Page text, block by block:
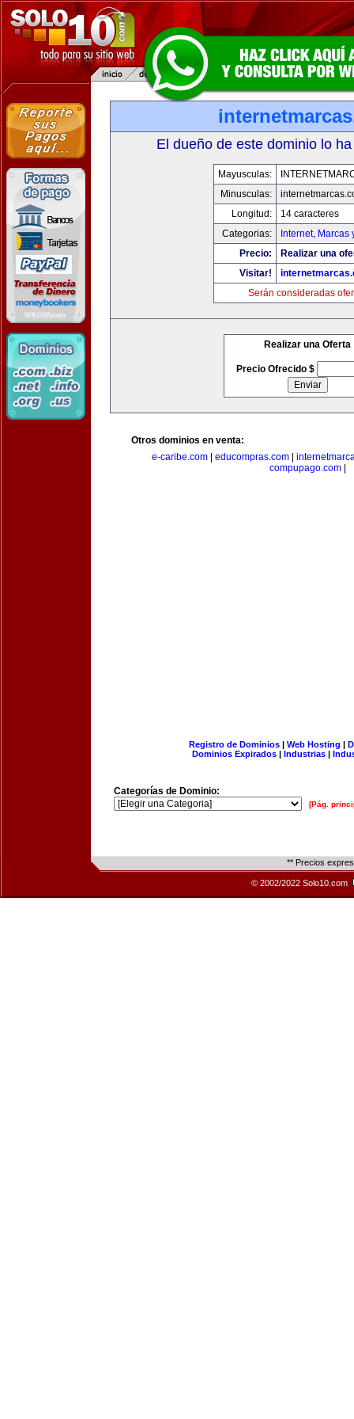
El dueño de este dominio lo
Mayusculas:
Minusculas:
Longitud:
14 caracteres
Categorias:
Internet, Marcas
Precio:
Realizar una
Visitar!
Serán consideradas
Realizar una Oferta
Precio Ofrecido $
Otros dominios en venta:
e-caribe.com| educompras.com|
compupago.com|
Registro de Dominios| Web Hosting |
Dominios Expirados | Industrias |
Categorías de Dominio:
[Pág.
** Precios
© 2002/2022 Solo10.com